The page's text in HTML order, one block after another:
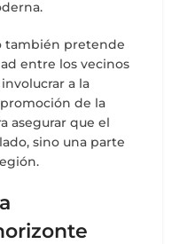
también pretende
entre los vecinos
a la
de la
asegurar que el
sino una parte